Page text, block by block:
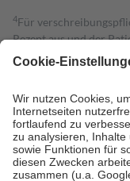
4Für
Rezept aus und der
gesetzliche
Kosten dafür, der
Grundsätzlich leisten
Prozent des
höchstens zehn Euro.
Kosten der Leistung zu
Diese Regeln gelten